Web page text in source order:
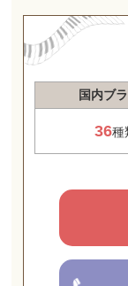
国内ブ
36種